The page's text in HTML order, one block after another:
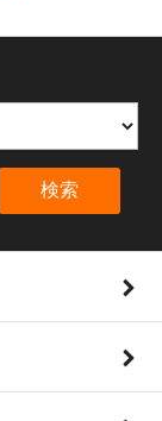
検索